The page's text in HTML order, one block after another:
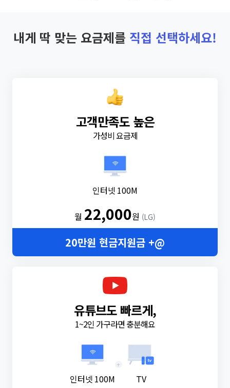
내게 딱 맞는 요금제를 직접 선택하세요!
고객만족도 높은
가성비 요금제
인터넷 100M
월 22,000원 (LG)
20만원 현금지원금 +@
유튜브도 빠르게,
1~2인 가구라면 충분해요
인터넷 100M
+
TV